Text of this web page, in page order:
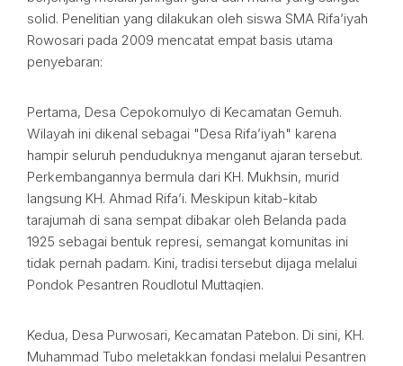
solid. Penelitian yang dilakukan oleh siswa SMA Rifa’iyah
Rowosari pada 2009 mencatat empat basis utama
penyebaran:
Pertama, Desa Cepokomulyo di Kecamatan Gemuh.
Wilayah ini dikenal sebagai "Desa Rifa’iyah" karena
hampir seluruh penduduknya menganut ajaran tersebut.
Perkembangannya bermula dari KH. Mukhsin, murid
langsung KH. Ahmad Rifa’i. Meskipun kitab-kitab
tarajumah di sana sempat dibakar oleh Belanda pada
1925 sebagai bentuk represi, semangat komunitas ini
tidak pernah padam. Kini, tradisi tersebut dijaga melalui
Pondok Pesantren Roudlotul Muttaqien.
Kedua, Desa Purwosari, Kecamatan Patebon. Di sini, KH.
Muhammad Tubo meletakkan fondasi melalui Pesantren